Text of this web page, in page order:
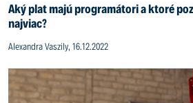
Aký plat majú programátori a ktoré
najviac?
Alexandra Vaszily, 16.12.2022